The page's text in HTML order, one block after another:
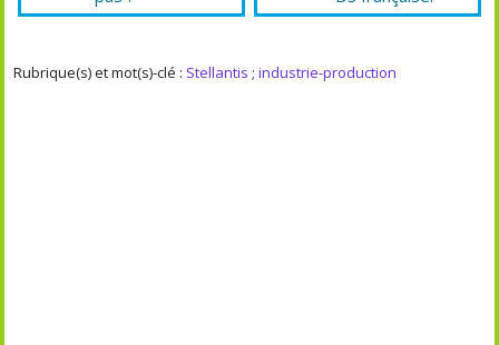
Rubrique(s) et mot(s)-clé : Stellantis ;industrie-production